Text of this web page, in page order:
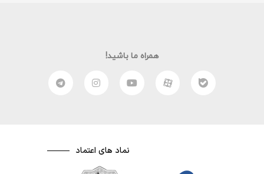
همراه ما باشید!
نماد های اعتماد